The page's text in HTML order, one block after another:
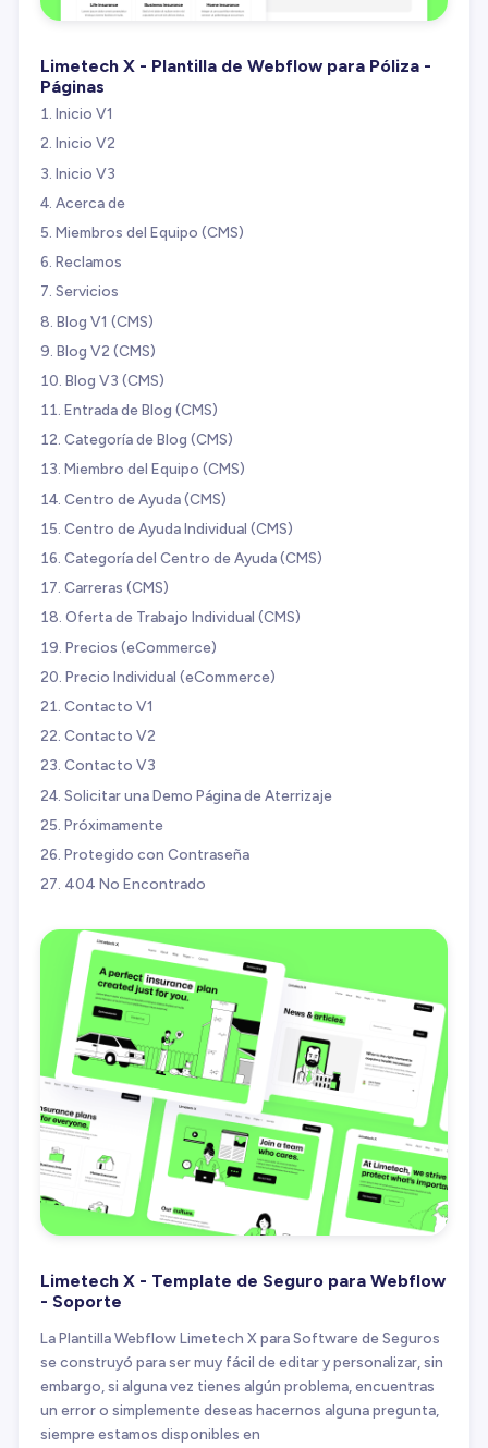
Limetech X - Plantilla de Webflow para Póliza -
Páginas
Inicio V1
Inicio V2
Inicio V3
Acerca de
Miembros del Equipo (CMS)
Reclamos
Servicios
Blog V1 (CMS)
Blog V2 (CMS)
Blog V3 (CMS)
Entrada de Blog (CMS)
Categoría de Blog (CMS)
Miembro del Equipo (CMS)
Centro de Ayuda (CMS)
Centro de Ayuda Individual (CMS)
Categoría del Centro de Ayuda (CMS)
Carreras (CMS)
Oferta de Trabajo Individual (CMS)
Precios (eCommerce)
Precio Individual (eCommerce)
Contacto V1
Contacto V2
Contacto V3
Solicitar una Demo Página de Aterrizaje
Próximamente
Protegido con Contraseña
404 No Encontrado
Limetech X - Template de Seguro para Webflow
- Soporte
La Plantilla Webflow Limetech X para Software de Seguros
se construyó para ser muy fácil de editar y personalizar, sin
embargo, si alguna vez tienes algún problema, encuentras
un error o simplemente deseas hacernos alguna pregunta,
siempre estamos disponibles en